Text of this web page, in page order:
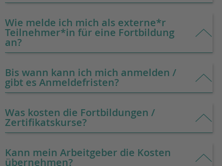
Wie melde ich mich als externe*r
Teilnehmer*in für eine Fortbildung
an?
Bis wann kann ich mich anmelden /
gibt es Anmeldefristen?
Was kosten die Fortbildungen /
Zertifikatskurse?
Kann mein Arbeitgeber die Kosten
übernehmen?